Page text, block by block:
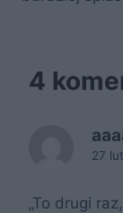
4
27
„To drugi